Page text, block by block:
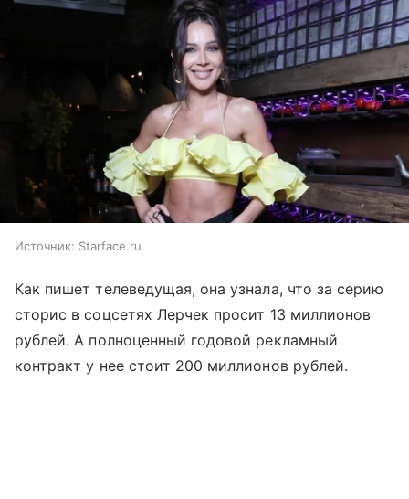
Источник: Starface.ru
Как пишет телеведущая, она узнала, что за серию
сторис в соцсетях Лерчек просит 13 миллионов
рублей. А полноценный годовой рекламный
контракт у нее стоит 200 миллионов рублей.